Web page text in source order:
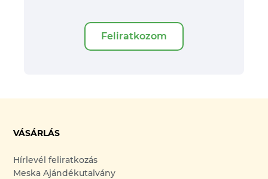
Feliratkozom
VÁSÁRLÁS
Hírlevél feliratkozás
Meska Ajándékutalvány